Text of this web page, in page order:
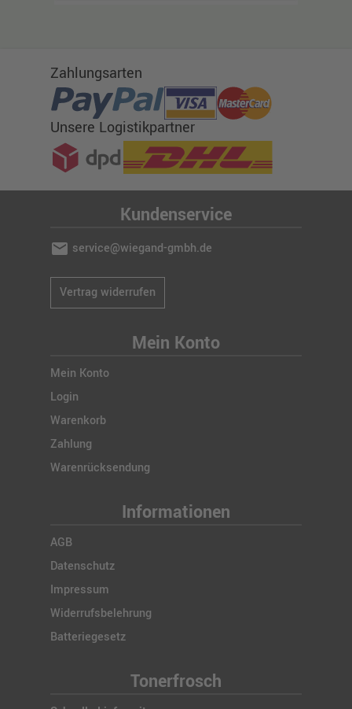
Zahlungsarten
Unsere Logistikpartner
Kundenservice
mail service@wiegand-gmbh.de
Vertrag widerrufen
Mein Konto
Mein Konto
Login
Warenkorb
Zahlung
Warenrücksendung
Informationen
AGB
Datenschutz
Impressum
Widerrufsbelehrung
Batteriegesetz
Tonerfrosch